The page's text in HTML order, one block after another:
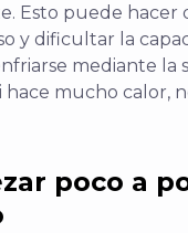
Esto puede hacer
y dificultar la
mediante la
hace mucho calor,
poco a